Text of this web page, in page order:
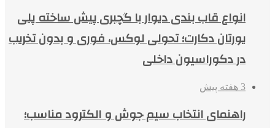
انواع قاب بندی دیوار با گچبری پیش ساخته پلی
یورتان دکارت؛ تحولی لوکس، فوری و بدون تخریب
در دکوراسیون داخلی
3 هفته پیش
راهنمای انتخاب سیم جوش و الکترود مناسب؛